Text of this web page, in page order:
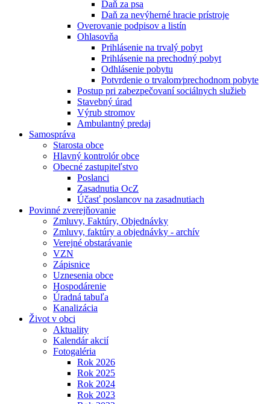
Daň za psa
Daň za nevýherné hracie prístroje
Overovanie podpisov a listín
Ohlasovňa
Prihlásenie na trvalý pobyt
Prihlásenie na prechodný pobyt
Odhlásenie pobytu
Potvrdenie o trvalom⁄prechodnom pobyte
Postup pri zabezpečovaní sociálnych služieb
Stavebný úrad
Výrub stromov
Ambulantný predaj
Samospráva
Starosta obce
Hlavný kontrolór obce
Obecné zastupiteľstvo
Poslanci
Zasadnutia OcZ
Účasť poslancov na zasadnutiach
Povinné zverejňovanie
Zmluvy, Faktúry, Objednávky
Zmluvy, faktúry a objednávky - archív
Verejné obstarávanie
VZN
Zápisnice
Uznesenia obce
Hospodárenie
Úradná tabuľa
Kanalizácia
Život v obci
Aktuality
Kalendár akcií
Fotogaléria
Rok 2026
Rok 2025
Rok 2024
Rok 2023